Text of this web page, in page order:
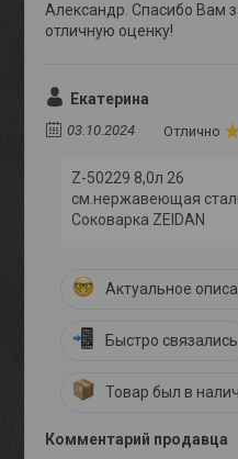
Александр. Спасибо Вам
отличную оценку!
Екатерина
03.10.2024 Отлично
Z-50229 8,0л 26
см.нержавеющая
Соковарка ZEIDAN
Актуальное
Быстро связались
Товар был в
Комментарий продавца